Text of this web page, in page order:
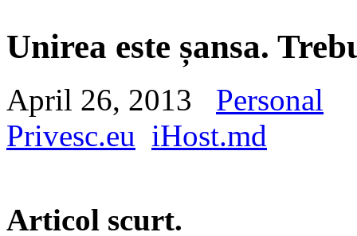
Unirea este șansa.
April 26, 2013
Personal
Privesc.eu iHost.md
Articol scurt.